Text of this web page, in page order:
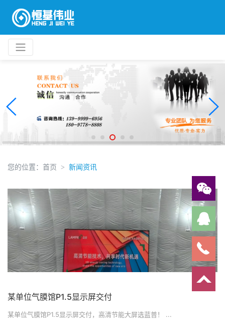
您的位置： 首页 新闻资讯
某单位气膜馆P1.5显示屏交付
某单位气膜馆P1.5显示屏交付，高清节能大屏选蓝普！ ...